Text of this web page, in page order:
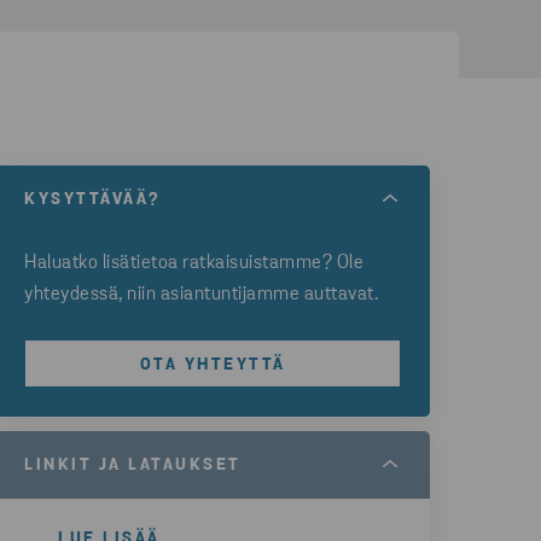
KYSYTTÄVÄÄ?
Haluatko lisätietoa ratkaisuistamme? Ole
yhteydessä, niin asiantuntijamme auttavat.
OTA YHTEYTTÄ
LINKIT JA LATAUKSET